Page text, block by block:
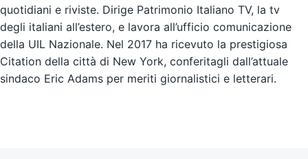
quotidiani e riviste. Dirige Patrimonio Italiano TV, la tv
degli italiani all’estero, e lavora all’ufficio comunicazione
della UIL Nazionale. Nel 2017 ha ricevuto la prestigiosa
Citation della città di New York, conferitagli dall’attuale
sindaco Eric Adams per meriti giornalistici e letterari.